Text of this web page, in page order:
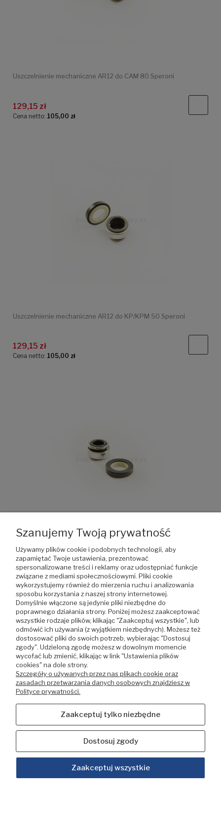
Uszczelnienie mechaniczne AR12 do CAM 80 Speroni
129,15 zł
Cena netto: 105,00 zł
Uszczelnienie mechaniczne AR12 do KP/KPM 50 Speroni
129,15 zł
Cena netto: 105,00 zł
Uszczelnienie mechaniczne AR13 do CAM 98 Speroni
110,70 zł
Cena netto:90,00 zł
Szanujemy Twoją prywatność
Używamy plików cookie i podobnych technologii, aby
zapamiętać Twoje ustawienia, prezentować
spersonalizowane treści i reklamy oraz udostępniać funkcje
związane z mediami społecznościowymi. Pliki cookie
wykorzystujemy również do mierzenia ruchu i analizowania
sposobu korzystania z naszej strony internetowej.
Domyślnie włączone są jedynie pliki niezbędne do
poprawnego działania strony. Poniżej możesz zaakceptować
wszystkie rodzaje plików, klikając "Zaakceptuj wszystkie", lub
odmówić ich używania (z wyjątkiem niezbędnych). Możesz też
dostosować pliki do swoich potrzeb, wybierając "Dostosuj
zgody". Udzieloną zgodę możesz w dowolnym momencie
wycofać lub zmienić, klikając w link "Ustawienia plików
cookies" na dole strony.
Szczegóły o używanych przez nas plikach cookie oraz
zasadach przetwarzania danych osobowych znajdziesz w
Polityce prywatności.
Zaakceptuj tylko niezbędne
Dostosuj zgody
Zaakceptuj wszystkie